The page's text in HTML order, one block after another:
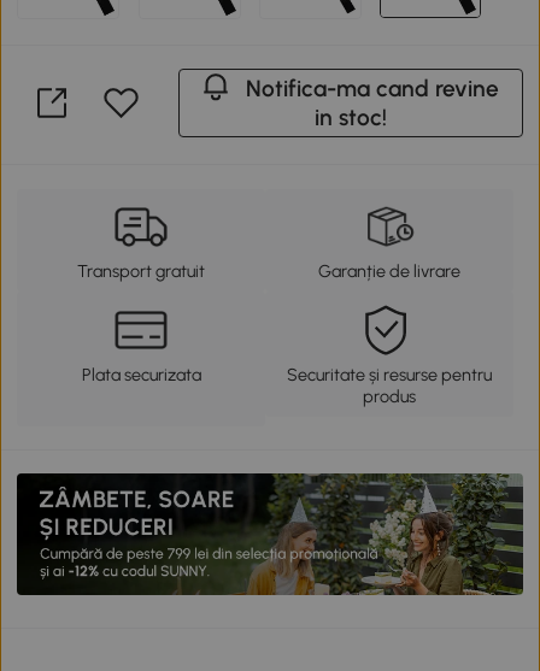
Notifica-ma cand revine
in stoc!
Transport gratuit Garanție de livrare
Plata securizata
Securitate și resurse pentru
produs